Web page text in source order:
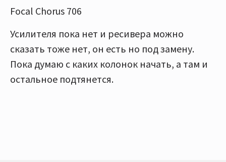
Focal Chorus 706
Усилителя пока нет и ресивера можно
сказать тоже нет, он есть но под замену.
Пока думаю с каких колонок начать, а там и
остальное подтянется.